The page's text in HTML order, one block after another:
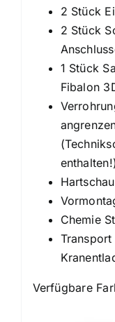
2 Stück
2 Stück
1 Stück
Fibalon
Chemie
Verfügbare